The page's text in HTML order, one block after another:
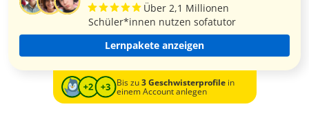
Über 2,1 Millionen
Schüler*innen nutzen sofatutor
Lernpakete anzeigen
Bis zu3 Geschwisterprofilein
einem Account anlegen